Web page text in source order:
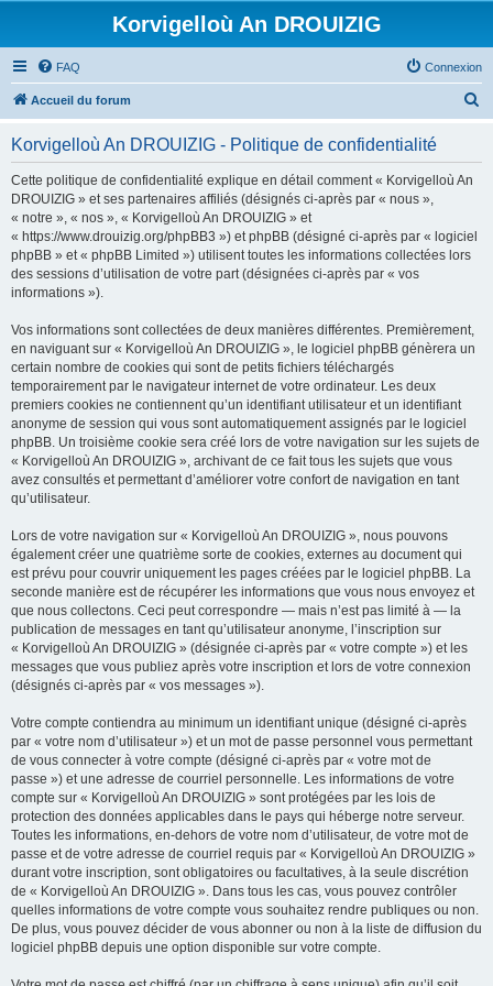
Korvigelloù An DROUIZIG
FAQ Connexion
Accueil du forum
Korvigelloù An DROUIZIG - Politique de confidentialité
Cette politique de confidentialité explique en détail comment « Korvigelloù An
DROUIZIG » et ses partenaires affiliés (désignés ci-après par « nous »,
« notre », « nos », « Korvigelloù An DROUIZIG » et
« https://www.drouizig.org/phpBB3 ») et phpBB (désigné ci-après par « logiciel
phpBB » et « phpBB Limited ») utilisent toutes les informations collectées lors
des sessions d’utilisation de votre part (désignées ci-après par « vos
informations »).
Vos informations sont collectées de deux manières différentes. Premièrement,
en naviguant sur « Korvigelloù An DROUIZIG », le logiciel phpBB génèrera un
certain nombre de cookies qui sont de petits fichiers téléchargés
temporairement par le navigateur internet de votre ordinateur. Les deux
premiers cookies ne contiennent qu’un identifiant utilisateur et un identifiant
anonyme de session qui vous sont automatiquement assignés par le logiciel
phpBB. Un troisième cookie sera créé lors de votre navigation sur les sujets de
« Korvigelloù An DROUIZIG », archivant de ce fait tous les sujets que vous
avez consultés et permettant d’améliorer votre confort de navigation en tant
qu’utilisateur.
Lors de votre navigation sur « Korvigelloù An DROUIZIG », nous pouvons
également créer une quatrième sorte de cookies, externes au document qui
est prévu pour couvrir uniquement les pages créées par le logiciel phpBB. La
seconde manière est de récupérer les informations que vous nous envoyez et
que nous collectons. Ceci peut correspondre — mais n’est pas limité à — la
publication de messages en tant qu’utilisateur anonyme, l’inscription sur
« Korvigelloù An DROUIZIG » (désignée ci-après par « votre compte ») et les
messages que vous publiez après votre inscription et lors de votre connexion
(désignés ci-après par « vos messages »).
Votre compte contiendra au minimum un identifiant unique (désigné ci-après
par « votre nom d’utilisateur ») et un mot de passe personnel vous permettant
de vous connecter à votre compte (désigné ci-après par « votre mot de
passe ») et une adresse de courriel personnelle. Les informations de votre
compte sur « Korvigelloù An DROUIZIG » sont protégées par les lois de
protection des données applicables dans le pays qui héberge notre serveur.
Toutes les informations, en-dehors de votre nom d’utilisateur, de votre mot de
passe et de votre adresse de courriel requis par « Korvigelloù An DROUIZIG »
durant votre inscription, sont obligatoires ou facultatives, à la seule discrétion
de « Korvigelloù An DROUIZIG ». Dans tous les cas, vous pouvez contrôler
quelles informations de votre compte vous souhaitez rendre publiques ou non.
De plus, vous pouvez décider de vous abonner ou non à la liste de diffusion du
logiciel phpBB depuis une option disponible sur votre compte.